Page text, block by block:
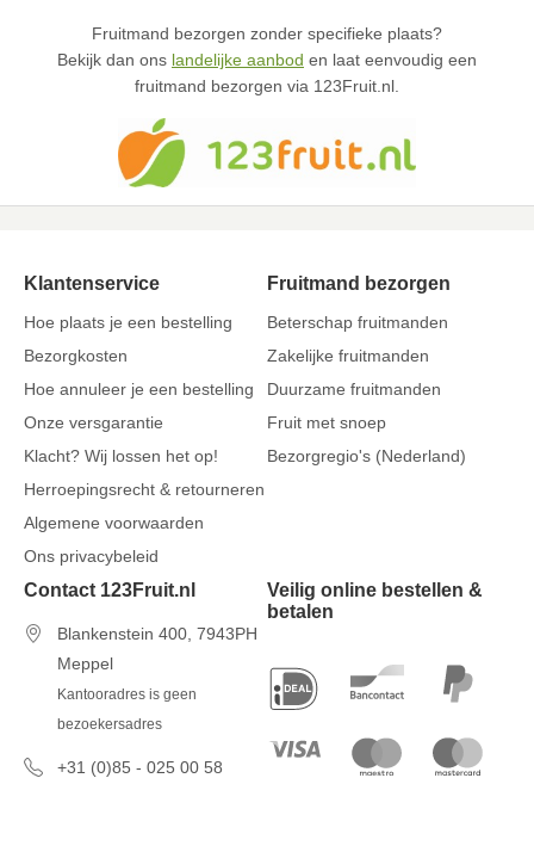
Fruitmand bezorgen zonder specifieke plaats?
Bekijk dan ons landelijke aanbod en laat eenvoudig een
fruitmand bezorgen via 123Fruit.nl.
Klantenservice
Hoe plaats je een bestelling
Bezorgkosten
Hoe annuleer je een bestelling
Onze versgarantie
Klacht? Wij lossen het op!
Herroepingsrecht & retourneren
Algemene voorwaarden
Ons privacybeleid
Fruitmand bezorgen
Beterschap fruitmanden
Zakelijke fruitmanden
Duurzame fruitmanden
Fruit met snoep
Bezorgregio's (Nederland)
Contact 123Fruit.nl
Blankenstein 400, 7943PH
Meppel
Kantooradres is geen
bezoekersadres
+31 (0)85 - 025 00 58
Veilig online bestellen &
betalen